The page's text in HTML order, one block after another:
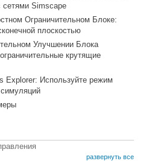
Simscape
Ограничительном Блоке:
плоскостью
Улучшении Блока
крутящие
Explorer: Используйте режим
развернуть все